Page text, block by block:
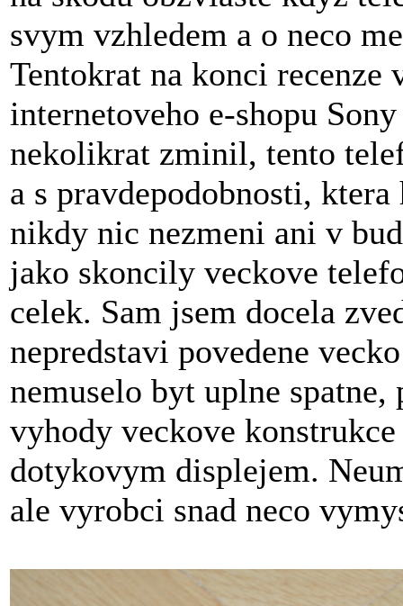
svym vzhledem a o neco
Tentokrat na konci recenze
internetoveho e-shopu
nekolikrat zminil, tento
a s pravdepodobnosti,
nikdy nic nezmeni ani v
jako skoncily veckove
celek. Sam jsem docela
nepredstavi povedene
nemuselo byt uplne
vyhody veckove
dotykovym displejem.
ale vyrobci snad neco